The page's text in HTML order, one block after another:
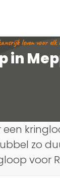
leven voor elk
in
zo
voor